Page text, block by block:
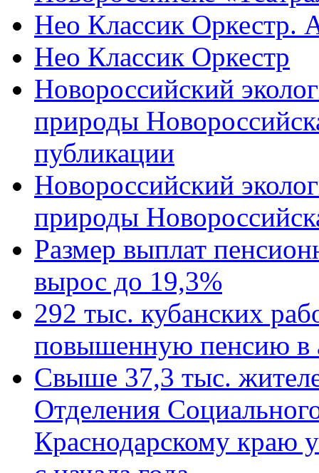
Нео Классик Оркестр.
Нео Классик Оркестр
Новороссийский
природы
публикации
Новороссийский
природы
Размер выплат
вырос до 19,3%
292 тыс. кубанских
повышенную пенсию в
Свыше 37,3 тыс.
Отделения
Краснодарскому краю